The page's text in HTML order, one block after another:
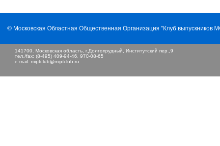
© Московская Областная Общественная Организация "Клуб выпускников
141700, Московская область, г.Долгопрудный, Институтский пер.,9
тел./fax: (8-495) 409-94-46, 970-08-65
e-mail: miptclub@miptclub.ru